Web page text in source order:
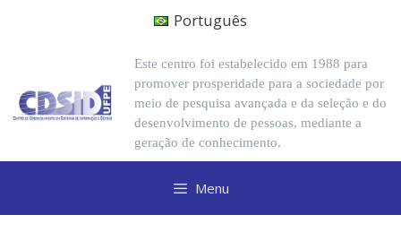
Português
Este centro foi estabelecido em 1988 para
promover prosperidade para a sociedade por
meio de pesquisa avançada e da seleção e do
desenvolvimento de pessoas, mediante a
geração de conhecimento.
Menu